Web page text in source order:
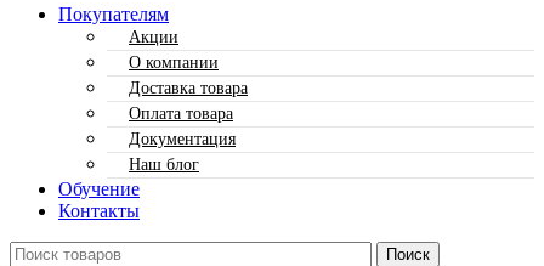
Покупателям
Акции
О компании
Доставка товара
Оплата товара
Документация
Наш блог
Обучение
Контакты
Поиск